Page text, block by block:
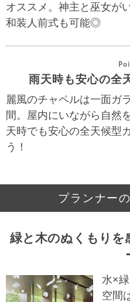
オススメ。神主と巫女が
和装人前式も可能◎
雨天時も安心の全
麗風のチャペルは一面ガ
間。屋内にいながら自然
天時でも安心の全天候型
う！
プランナー
緑と木のぬくもりを
水×
空間